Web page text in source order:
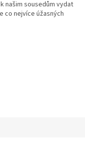
našim sousedům vydat
co nejvíce úžasných